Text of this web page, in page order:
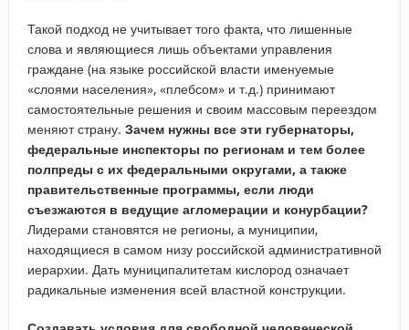
Такой подход не учитывает того факта, что лишенные
слова и являющиеся лишь объектами управления
граждане (на языке российской власти именуемые
«слоями населения», «плебсом» и т.д.) принимают
самостоятельные решения и своим массовым переездом
меняют страну. Зачем нужны все эти губернаторы,
федеральные инспекторы по регионам и тем более
полпреды с их федеральными округами, а также
правительственные программы, если люди
съезжаются в ведущие агломерации и конурбации?
Лидерами становятся не регионы, а муниципии,
находящиеся в самом низу российской административной
иерархии. Дать муниципалитетам кислород означает
радикальные изменения всей властной конструкции.